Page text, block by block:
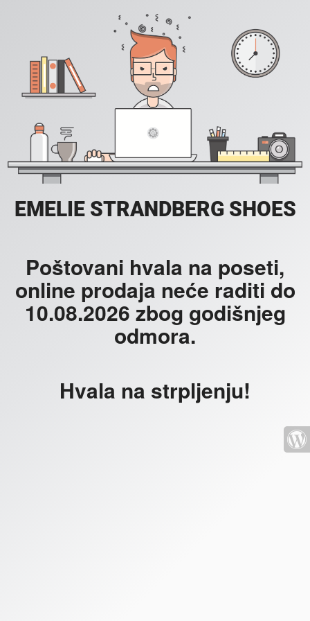
EMELIE STRANDBERG SHOES
Poštovani hvala na poseti,
online prodaja neće raditi do
10.08.2026 zbog godišnjeg
odmora.
Hvala na strpljenju!